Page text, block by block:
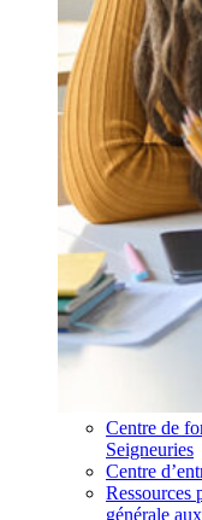
Centre de
Seigneuries
Centre
Ressources
générale